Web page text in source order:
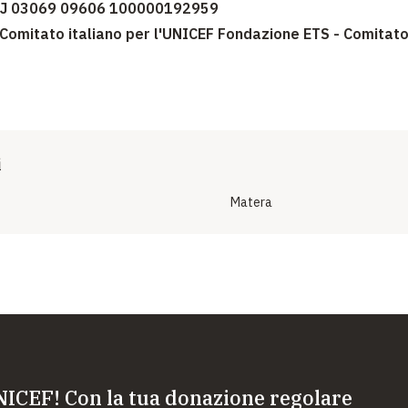
03069 09606 100000192959
italiano per l'UNICEF Fondazione ETS -
Matera
Con la tua donazione regolare